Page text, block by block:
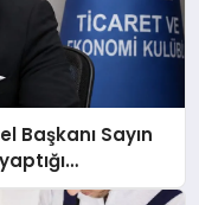
Başkanı Sayın